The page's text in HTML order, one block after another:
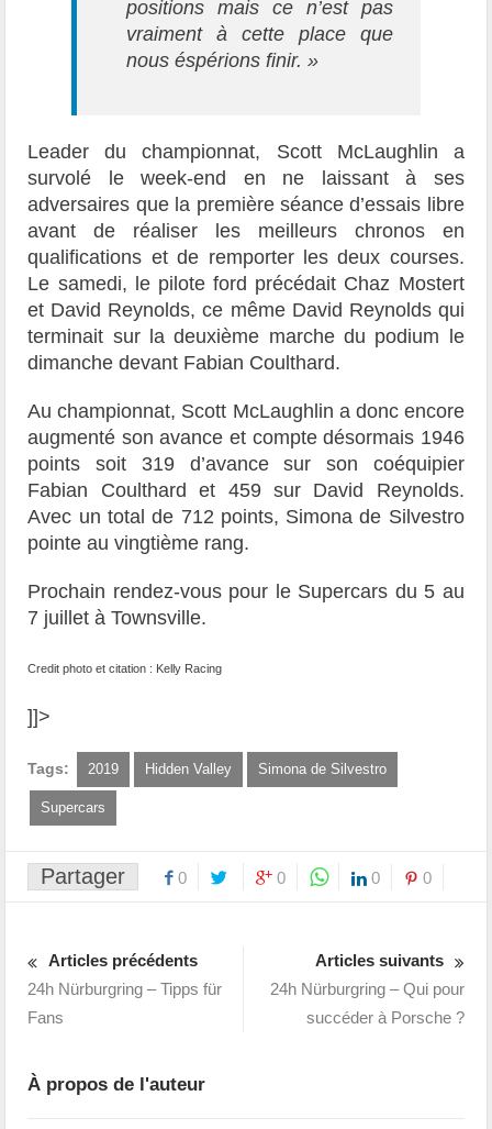
positions mais ce n’est pas
vraiment à cette place que
nous éspérions finir. »
Leader du championnat, Scott McLaughlin a
survolé le week-end en ne laissant à ses
adversaires que la première séance d’essais libre
avant de réaliser les meilleurs chronos en
qualifications et de remporter les deux courses.
Le samedi, le pilote ford précédait Chaz Mostert
et David Reynolds, ce même David Reynolds qui
terminait sur la deuxième marche du podium le
dimanche devant Fabian Coulthard.
Au championnat, Scott McLaughlin a donc encore
augmenté son avance et compte désormais 1946
points soit 319 d’avance sur son coéquipier
Fabian Coulthard et 459 sur David Reynolds.
Avec un total de 712 points, Simona de Silvestro
pointe au vingtième rang.
Prochain rendez-vous pour le Supercars du 5 au
7 juillet à Townsville.
Credit photo et citation : Kelly Racing
]]>
Tags: 2019 Hidden Valley Simona de Silvestro
Supercars
Partager 0 0 0 0
Articles précédents
24h Nürburgring – Tipps für
Fans
Articles suivants
24h Nürburgring – Qui pour
succéder à Porsche ?
À propos de l'auteur